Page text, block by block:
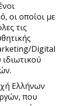
οι οποίοι με
τις
Digital
Ελλήνων
που